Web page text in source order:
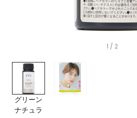
1 / 2
グリーン
ナチュラ